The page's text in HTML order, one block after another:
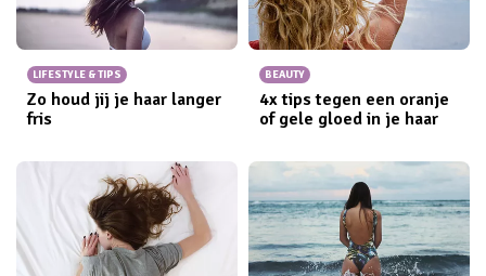
LIFESTYLE & TIPS
Zo houd jij je haar langer
fris
BEAUTY
4x tips tegen een oranje
of gele gloed in je haar